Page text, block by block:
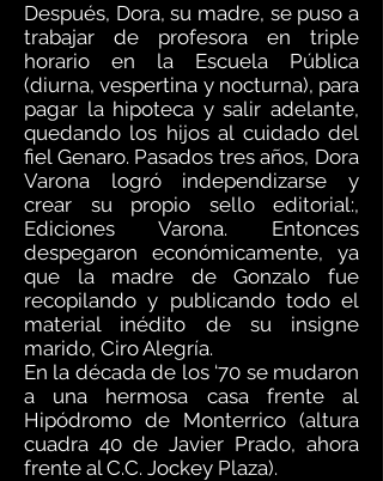
Después, Dora, su madre, se puso a
trabajar de profesora en triple
horario en la Escuela Pública
(diurna, vespertina y nocturna), para
pagar la hipoteca y salir adelante,
quedando los hijos al cuidado del
fiel Genaro. Pasados tres años, Dora
Varona logró independizarse y
crear su propio sello editorial:,
Ediciones Varona. Entonces
despegaron económicamente, ya
que la madre de Gonzalo fue
recopilando y publicando todo el
material inédito de su insigne
marido, Ciro Alegría.
En la década de los ‘70 se mudaron
a una hermosa casa frente al
Hipódromo de Monterrico (altura
cuadra 40 de Javier Prado, ahora
frente al C.C. Jockey Plaza).